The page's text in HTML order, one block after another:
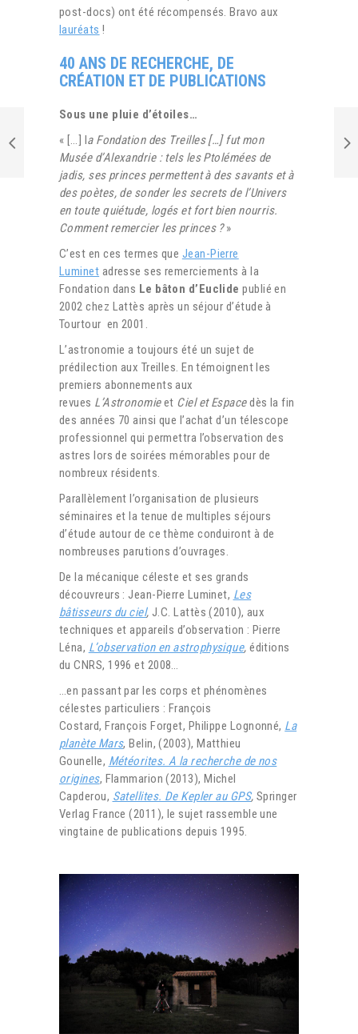
post-docs) ont été récompensés. Bravo aux
lauréats !
40 ANS DE RECHERCHE, DE
CRÉATION ET DE PUBLICATIONS
Sous une pluie d’étoiles…
« […] la Fondation des Treilles […] fut mon
Musée d’Alexandrie : tels les Ptolémées de
jadis, ses princes permettent à des savants et à
des poètes, de sonder les secrets de l’Univers
en toute quiétude, logés et fort bien nourris.
Comment remercier les princes ?»
C’est en ces termes que Jean-Pierre
Luminet adresse ses remerciements à la
Fondation dans Le bâton d’Euclide publié en
2002 chez Lattès après un séjour d’étude à
Tourtour en 2001.
L’astronomie a toujours été un sujet de
prédilection aux Treilles. En témoignent les
premiers abonnements aux
revues L’Astronomieet Ciel et Espacedès la fin
des années 70 ainsi que l’achat d’un télescope
professionnel qui permettra l’observation des
astres lors de soirées mémorables pour de
nombreux résidents.
Parallèlement l’organisation de plusieurs
séminaires et la tenue de multiples séjours
d’étude autour de ce thème conduiront à de
nombreuses parutions d’ouvrages.
De la mécanique céleste et ses grands
découvreurs : Jean-Pierre Luminet, Les
bâtisseurs du ciel,J.C. Lattès(2010), aux
techniques et appareils d’observation : Pierre
Léna, L’observation en astrophysique,éditions
du CNRS, 1996 et 2008…
…en passant par les corps et phénomènes
célestes particuliers : François
Costard, François Forget, Philippe Lognonné, La
planète Mars, Belin, (2003), Matthieu
Gounelle, Météorites. A la recherche de nos
origines, Flammarion (2013), Michel
Capderou, Satellites. De Kepler au GPS, Springer
Verlag France (2011), le sujet rassemble une
vingtaine de publications depuis 1995.